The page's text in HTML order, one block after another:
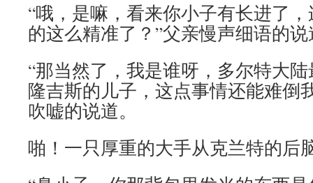
“哦，是嘛，看来你小子有长进了
的这么精准了？”父亲慢声细语的
“那当然了，我是谁呀，多尔特大
隆吉斯的儿子，这点事情还能难倒
吹嘘的说道。
啪！一只厚重的大手从克兰特的后